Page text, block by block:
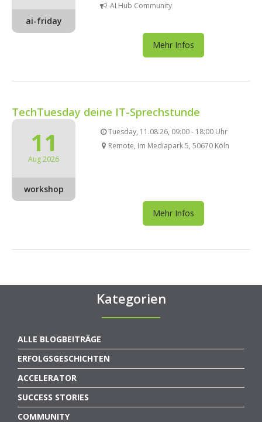
ai-friday
AI Hub Community
Mehr Infos
TechTuesday deine IT-Sprechstunde
11
Aug 2026
workshop
Tuesday, 11.08.26, 09:00 - 18:00 Uhr
Remote, Im Mediapark 5, 50670 Köln
Mehr Infos
Kategorien
ALLE BLOGBEITRÄGE
ERFOLGSGESCHICHTEN
ACCELERATOR
SUCCESS STORIES
COMMUNITY